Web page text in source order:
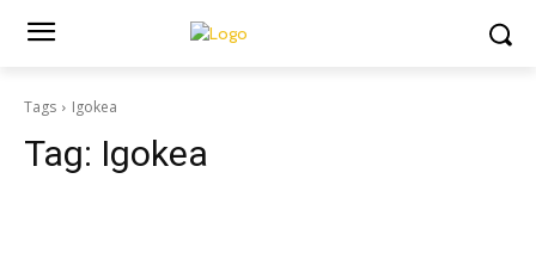
Tags Igokea
Tag: Igokea